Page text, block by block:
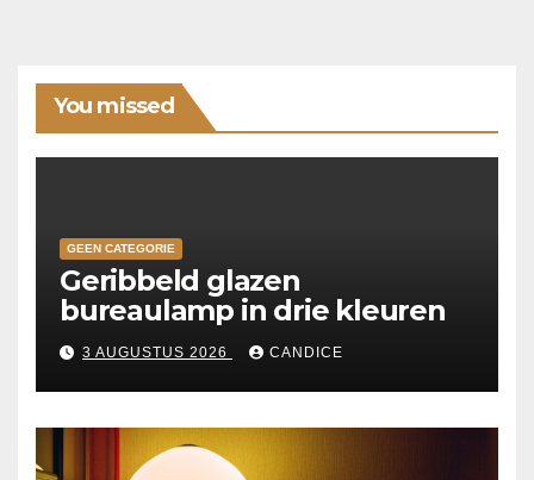
You missed
GEEN CATEGORIE
Geribbeld glazen
bureaulamp in drie kleuren
3 AUGUSTUS 2026 CANDICE